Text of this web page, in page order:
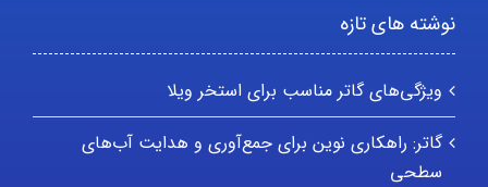
نوشته های تازه
ویژگی‌های گاتر مناسب برای استخر ویلا
گاتر: راهکاری نوین برای جمع‌آوری و هدایت آب‌های
سطحی